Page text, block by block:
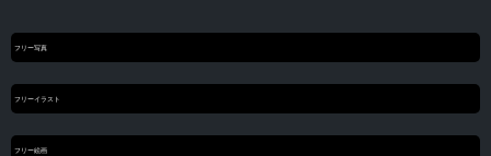
フリー写真
フリーイラスト
フリー絵画